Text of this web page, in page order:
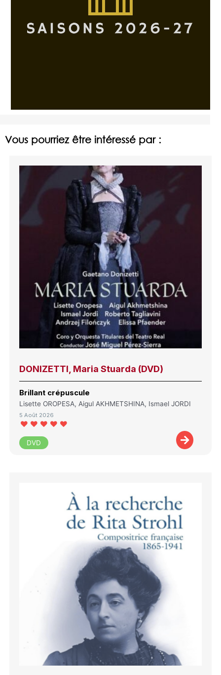
Vous pourriez être intéressé par :
DONIZETTI, Maria Stuarda (DVD)
Brillant crépuscule
Lisette OROPESA, Aigul AKHMETSHINA, Ismael JORDI
5 Août 2026
DVD